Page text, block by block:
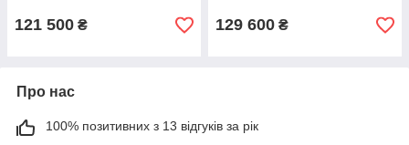
121 500 ₴ 129 600 ₴
Про нас
100% позитивних з 13 відгуків за рік